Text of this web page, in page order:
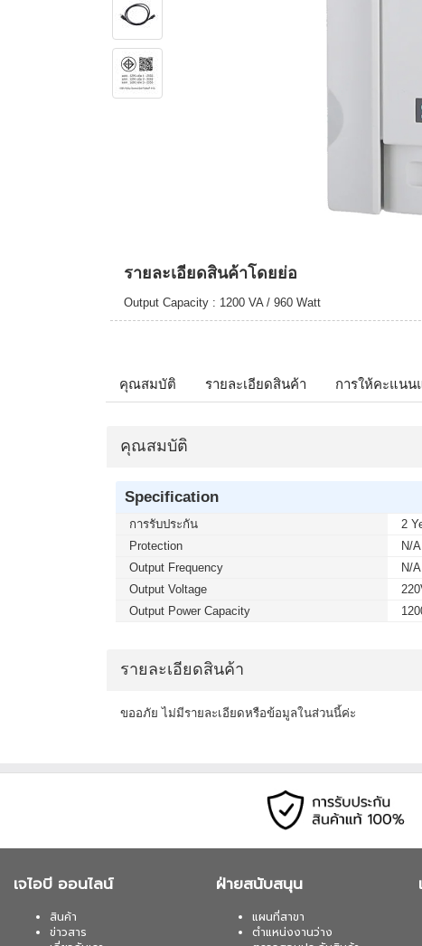
รายละเอียดสินค้าโดยย่อ
Output Capacity : 1200 VA / 960 Watt
คุณสมบัติ รายละเอียดสินค้า การให้คะแนน
คุณสมบัติ
Specification
การรับประกัน
2
Protection
N/A
Output Frequency
N/A
Output Voltage
Output Power Capacity
รายละเอียดสินค้า
ขออภัย ไม่มีรายละเอียดหรือข้อมูลในส่วนนี้ค่ะ
เจไอบี ออนไลน์
สินค้า
ข่าวสาร
ฝ่ายสนับสนุน
แผนที่สาขา
ตำแหน่งงานว่าง